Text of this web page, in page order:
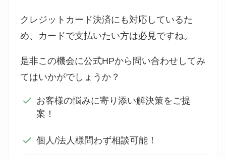
クレジットカード決済にも対応しているた
め、カードで支払いたい方は必見ですね。
是非この機会に公式HPから問い合わせしてみ
てはいかがでしょうか？
お客様の悩みに寄り添い解決策をご提
案！
個人/法人様問わず相談可能！